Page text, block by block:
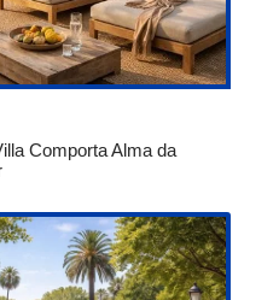
Comporta Alma da